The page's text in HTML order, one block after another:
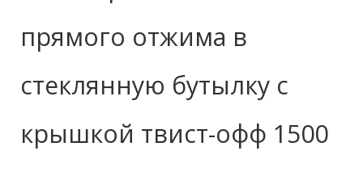
прямого отжима в
стеклянную бутылку с
крышкой твист-офф 1500